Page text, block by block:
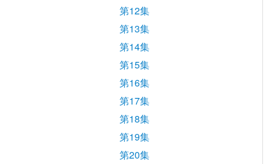
第12集
第13集
第14集
第15集
第16集
第17集
第18集
第19集
第20集